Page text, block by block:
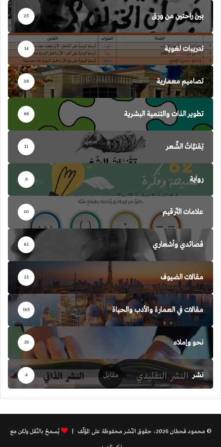
بين راحتين من ورق 25
تدريبات لغوية 14
تصاميم معمارية 28
تطوير الذات والتنمية البشرية 68
تِقنيَّاتُ الشِّعر 11
رواية 6
علامات التّرقيم 10
قصائدي وأشعاري 81
مقالات الضيوف 21
مقالات في العمارة والأدب والحياة 165
نحو وإملاء 35
نشر 4
© محمود قحطان 2026، حقوق النّشر محفوظة على المؤلّف |
يُسمحُ بالنّقل ولكن مع